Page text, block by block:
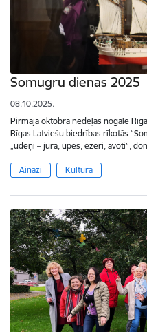
Somugru dienas 2025
08.10.2025.
Pirmajā oktobra nedēļas nogalē
Rīgas Latviešu biedrības rīkotās
„ūdeņi – jūra, upes, ezeri, avoti”,
Ainaži Kultūra